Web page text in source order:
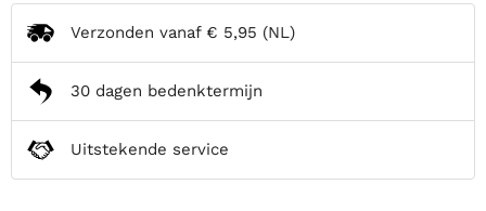
Verzonden vanaf € 5,95 (NL)
30 dagen bedenktermijn
Uitstekende service